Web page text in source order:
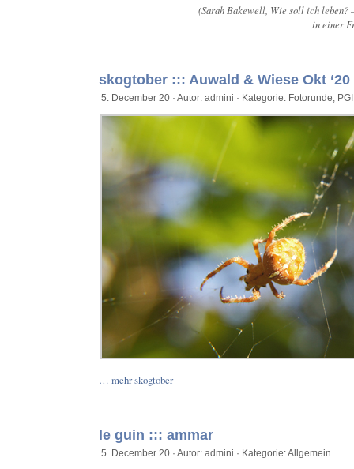
(Sarah Bakewell, Wie soll ich leben?
in einer
skogtober ::: Auwald & Wiese Okt ‘20
5. December 20 · Autor: admini · Kategorie: Fotorunde PGI
… mehr skogtober
le guin ::: ammar
5. December 20 · Autor: admini · Kategorie:Allgemein